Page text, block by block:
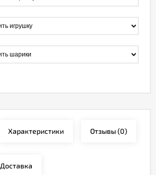
Характеристики Отзывы(0)
Доставка